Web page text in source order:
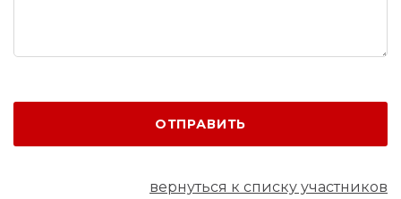
ОТПРАВИТЬ
вернуться к списку участников